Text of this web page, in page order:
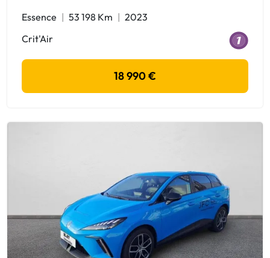
Essence 53 198 Km
2023
Crit'Air
18 990 €